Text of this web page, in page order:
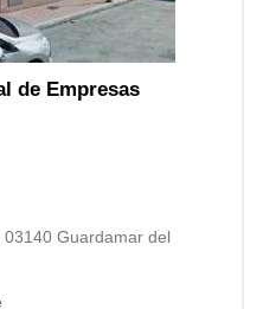
de Empresas
Guardamar del